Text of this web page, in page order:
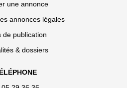
une annonce
annonces légales
de publication
& dossiers